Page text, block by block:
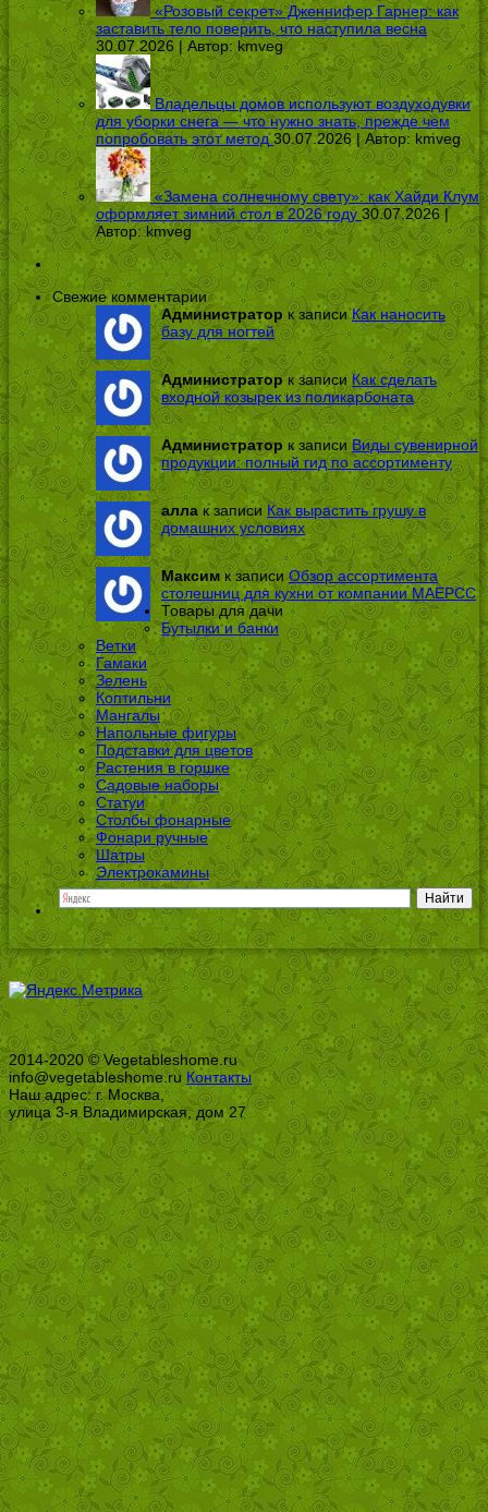
«Розовый секрет» Дженнифер Гарнер: как
заставить тело поверить, что наступила весна
30.07.2026 | Автор:kmveg
Владельцы домов используют воздуходувки
для уборки снега — что нужно знать, прежде чем
попробовать этот метод 30.07.2026 | Автор: kmveg
«Замена солнечному свету»: как Хайди Клум
оформляет зимний стол в 2026 году 30.07.2026 |
Автор:kmveg
Свежие комментарии
Администратор к записиКак наносить
базу для ногтей
Администраторк записи Как сделать
входной козырек из поликарбоната
Администратор к записи Виды сувенирной
продукции: полный гид по ассортименту
алла к записи Как вырастить грушу в
домашних условиях
Максимк записиОбзор ассортимента
столешниц для кухни от компании МАЕРСС
Товары для дачи
Бутылки и банки
Ветки
Гамаки
Зелень
Коптильни
Мангалы
Напольные фигуры
Подставки для цветов
Растения в горшке
Садовые наборы
Статуи
Столбы фонарные
Фонари ручные
Шатры
Электрокамины
2014-2020 © Vegetableshome.ru
info@vegetableshome.ru Контакты
Наш адрес: г. Москва,
улица 3-я Владимирская, дом 27